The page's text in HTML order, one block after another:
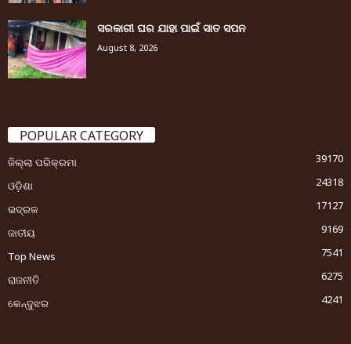
ସରକାରୀ ଘର ଯାହା ପାଇଁ ସାତ ସପନ
August 8, 2026
POPULAR CATEGORY
ଜିଲ୍ଲା ପରିକ୍ରମା
39170
ଓଡ଼ିଶା
24318
ଭଦ୍ରକ
17127
ଜାତୀୟ
9169
Top News
7541
ରାଜନୀତି
6275
କେନ୍ଦୁଝର
4241